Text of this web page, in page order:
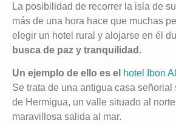
La posibilidad de recorrer la isla de
más de una hora hace que muchas
elegir un hotel rural y alojarse en él
busca de paz y tranquilidad.
Un ejemplo de ello es el hotel Ibon
Se trata de una antigua casa señorial
de Hermigua, un valle situado al
maravillosa salida al mar.